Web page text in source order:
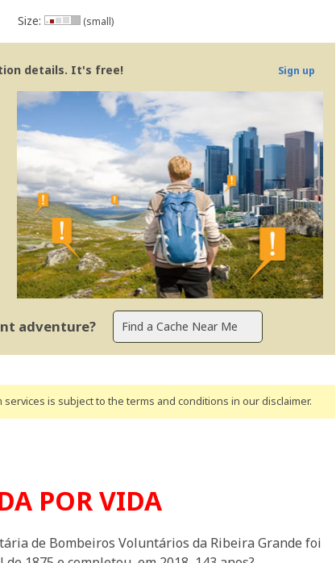
Size: (small)
details. It's free! Sign up
adventure?
is subject to the terms and conditions in our disclaimer.
POR VIDA
de Bombeiros Voluntários da Ribeira Grande foi